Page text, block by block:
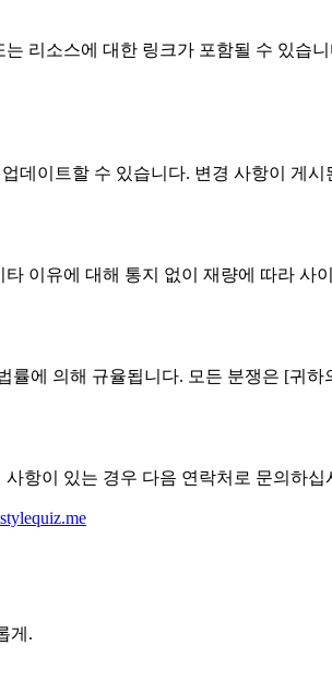
리소스에 대한 링크가 포함될 수 있습
데이트할 수 있습니다. 변경 사항이 게
이유에 대해 통지 없이 재량에 따라
률에 의해 규율됩니다. 모든 분쟁은 [귀
항이 있는 경우 다음 연락처로 문의하십
게.